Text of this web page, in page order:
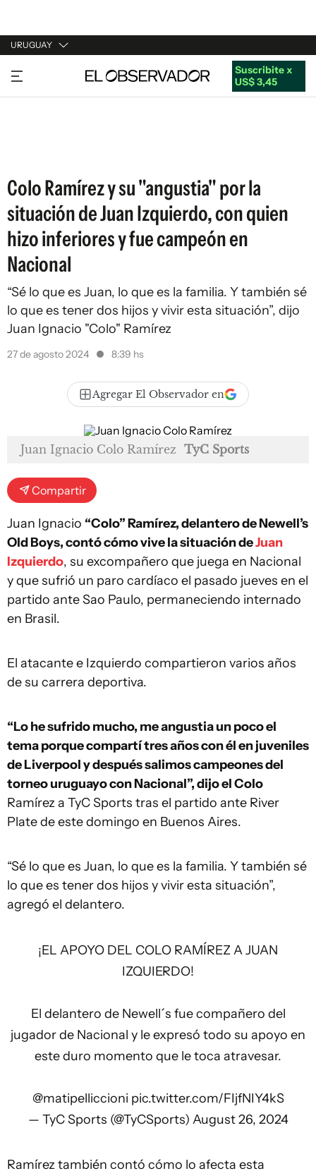
URUGUAY
URUGUAY
ARGENTINA
Suscribite x
US$ 3,45
Colo Ramírez y su "angustia" por la
situación de Juan Izquierdo, con quien
hizo inferiores y fue campeón en
Nacional
“Sé lo que es Juan, lo que es la familia. Y también sé
lo que es tener dos hijos y vivir esta situación”, dijo
Juan Ignacio "Colo" Ramírez
27 de agosto 2024 8:39 hs
Agregar El Observador en
Juan Ignacio Colo Ramírez TyC Sports
Compartir
Juan Ignacio “Colo” Ramírez, delantero de Newell’s
Old Boys, contó cómo vive la situación deJuan
Izquierdo, su excompañero que juega en Nacional
y que sufrió un paro cardíaco el pasado jueves en el
partido ante Sao Paulo, permaneciendo internado
en Brasil.
El atacante e Izquierdo compartieron varios años
de su carrera deportiva.
“Lo he sufrido mucho, me angustia un poco el
tema porque compartí tres años con él en juveniles
de Liverpool y después salimos campeones del
torneo uruguayo con Nacional”, dijo el Colo
Ramírez a TyC Sports tras el partido ante River
Plate de este domingo en Buenos Aires.
“Sé lo que es Juan, lo que es la familia. Y también sé
lo que es tener dos hijos y vivir esta situación”,
agregó el delantero.
¡EL APOYO DEL COLO RAMÍREZ A JUAN
IZQUIERDO!
El delantero de Newell´s fue compañero del
jugador de Nacional y le expresó todo su apoyo en
este duro momento que le toca atravesar.
@matipelliccioni pic.twitter.com/FIjfNIY4kS
— TyC Sports (@TyCSports) August 26, 2024
Ramírez también contó cómo lo afecta esta